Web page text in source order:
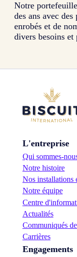
Notre
des ans avec
enrobés et de
divers besoins et
L'entreprise
Qui sommes-
Notre histoire
Nos installations
Notre équipe
Centre
Actualités
Communiqués
Carrières
Engagements